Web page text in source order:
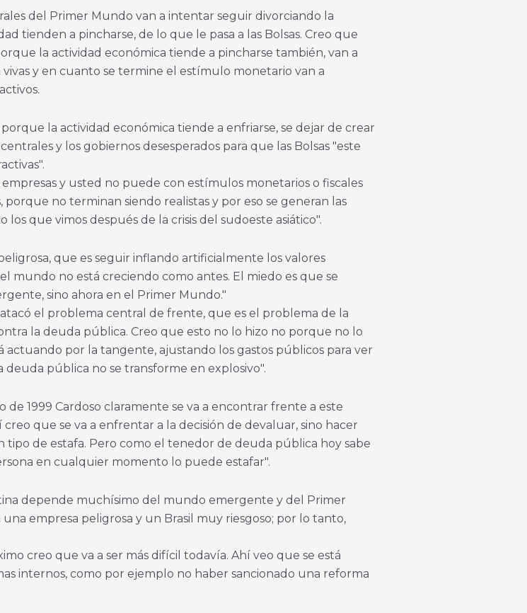
del Primer Mundo van a intentar seguir divorciando la
tienden a pincharse, de lo que le pasa a las Bolsas. Creo que
la actividad económica tiende a pincharse también, van a
y en cuanto se termine el estímulo monetario van a
la actividad económica tiende a enfriarse, se dejar de crear
y los gobiernos desesperados para que las Bolsas "este
y usted no puede con estímulos monetarios o fiscales
no terminan siendo realistas y por eso se generan las
que vimos después de la crisis del sudoeste asiático".
que es seguir inflando artificialmente los valores
mundo no está creciendo como antes. El miedo es que se
sino ahora en el Primer Mundo."
el problema central de frente, que es el problema de la
la deuda pública. Creo que esto no lo hizo no porque no lo
por la tangente, ajustando los gastos públicos para ver
deuda pública no se transforme en explosivo".
1999 Cardoso claramente se va a encontrar frente a este
que se va a enfrentar a la decisión de devaluar, sino hacer
de estafa. Pero como el tenedor de deuda pública hoy sabe
en cualquier momento lo puede estafar".
depende muchísimo del mundo emergente y del Primer
empresa peligrosa y un Brasil muy riesgoso; por lo tanto,
creo que va a ser más difícil todavía. Ahí veo que se está
internos, como por ejemplo no haber sancionado una reforma